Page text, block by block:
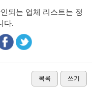
되는 업체 리스트는 정
다.
목록 쓰기